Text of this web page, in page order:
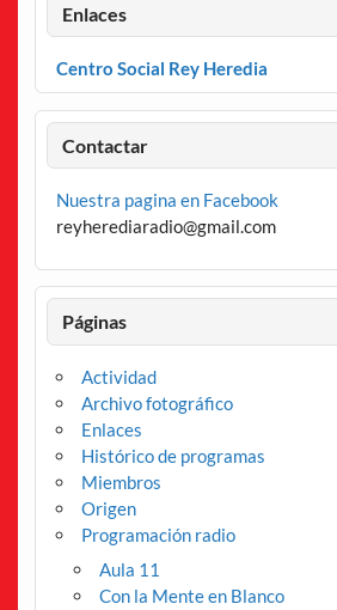
Enlaces
Centro Social Rey Heredia
Contactar
Nuestra pagina en Facebook
reyherediaradio@gmail.com
Páginas
Actividad
Archivo fotográfico
Enlaces
Histórico de programas
Miembros
Origen
Programación radio
Aula 11
Con la Mente en Blanco